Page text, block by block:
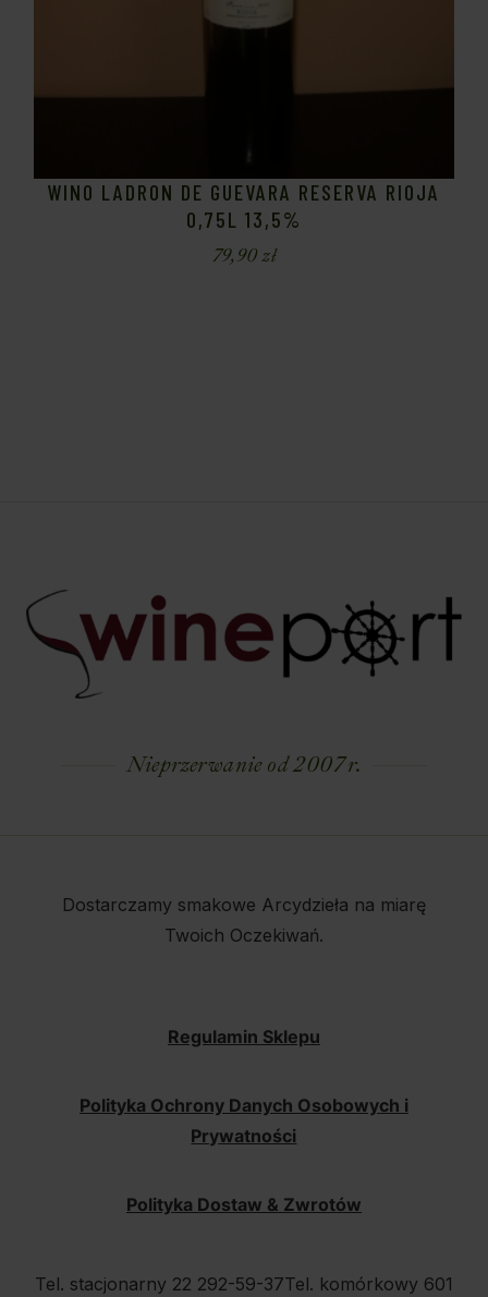
WINO LADRON DE GUEVARA RESERVA RIOJA
0,75L 13,5%
79,90zł
Nieprzerwanie od 2007 r.
Dostarczamy smakowe Arcydzieła na miarę
Twoich Oczekiwań.
Regulamin Sklepu
Polityka Ochrony Danych Osobowych i
Prywatności
Polityka Dostaw & Zwrotów
Tel. stacjonarny 22 292-59-37Tel. komórkowy 601